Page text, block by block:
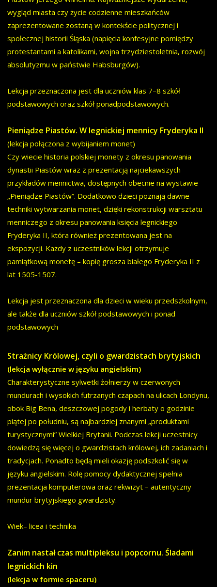
wygląd miasta czy życie codzienne mieszkańców
zaprezentowane zostaną w kontekście politycznej i
społecznej historii Śląska (napięcia konfesyjne pomiędzy
protestantami a katolikami, wojna trzydziestoletnia, rozwój
absolutyzmu w państwie Habsburgów).
Lekcja przeznaczona jest dla uczniów klas 7–8 szkół
podstawowych oraz szkół ponadpodstawowych.
Pieniądze Piastów. W legnickiej mennicy Fryderyka II
(lekcja połączona z wybijaniem monet)
Czy wiecie historia polskiej monety z okresu panowania
dynastii Piastów wraz z prezentacją najciekawszych
przykładów mennictwa, dostępnych obecnie na wystawie
„Pieniądze Piastów”. Dodatkowo dzieci poznają dawne
techniki wytwarzania monet, dzięki rekonstrukcji warsztatu
menniczego z okresu panowania księcia legnickiego
Fryderyka II, która również prezentowana jest na
ekspozycji. Każdy z uczestników lekcji otrzymuje
pamiątkową monetę – kopię grosza białego Fryderyka II z
lat 1505-1507.
Lekcja jest przeznaczona dla dzieci w wieku przedszkolnym,
ale także dla uczniów szkół podstawowych i ponad
podstawowych
Strażnicy Królowej, czyli o gwardzistach brytyjskich
(lekcja wyłącznie w języku angielskim)
Charakterystyczne sylwetki żołnierzy w czerwonych
mundurach i wysokich futrzanych czapach na ulicach Londynu,
obok Big Bena, deszczowej pogody i herbaty o godzinie
piątej po południu, są najbardziej znanymi „produktami
turystycznymi” Wielkiej Brytanii. Podczas lekcji uczestnicy
dowiedzą się więcej o gwardzistach królowej, ich zadaniach i
tradycjach. Ponadto będą mieli okazję podszkolić się w
języku angielskim. Rolę pomocy dydaktycznej spełnia
prezentacja komputerowa oraz rekwizyt – autentyczny
mundur brytyjskiego gwardzisty.
Wiek– licea i technika
Zanim nastał czas multipleksu i popcornu. Śladami
legnickich kin
(lekcja w formie spaceru)